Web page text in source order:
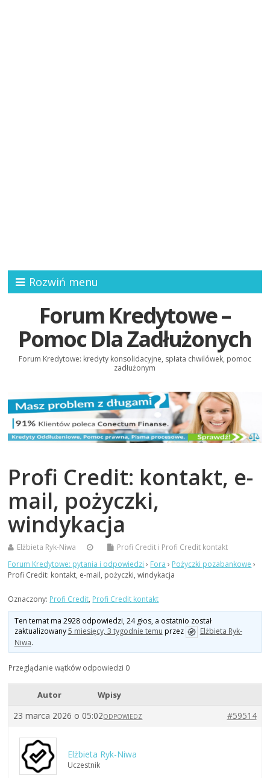
Rozwiń menu
Forum Kredytowe –
Pomoc Dla Zadłużonych
Forum Kredytowe: kredyty konsolidacyjne, spłata chwilówek, pomoc
zadłużonym
Profi Credit: kontakt, e-
mail, pożyczki,
windykacja
Elżbieta Ryk-Niwa Profi Credit i Profi Credit kontakt
Forum Kredytowe: pytania i odpowiedzi › Fora › Pożyczki pozabankowe ›
Profi Credit: kontakt, e-mail, pożyczki, windykacja
Oznaczony: Profi Credit, Profi Credit kontakt
Ten temat ma 2928 odpowiedzi, 24 głos, a ostatnio został
zaktualizowany5 miesięcy, 3 tygodnie temu przez
Elżbieta Ryk-
Niwa.
Przeglądanie wątków odpowiedzi 0
Autor Wpisy
23 marca 2026 o 05:02 #59514
ODPOWIEDZ
Elżbieta Ryk-Niwa
Uczestnik